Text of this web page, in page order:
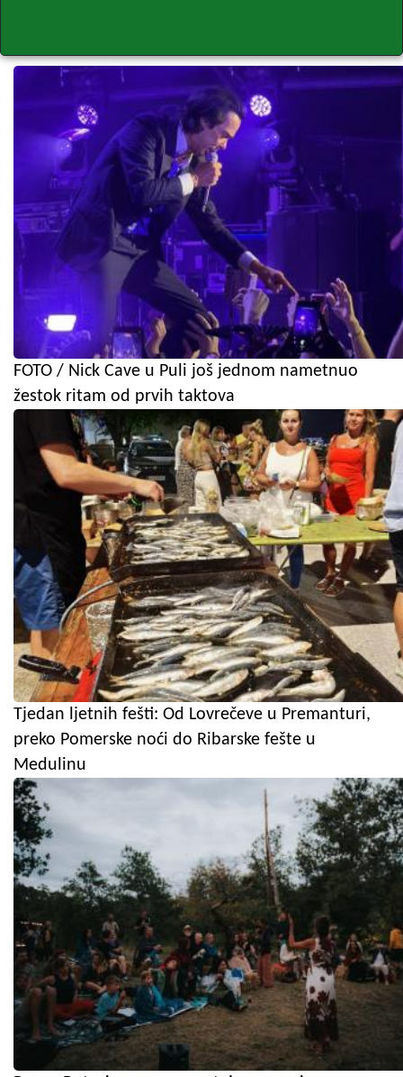
FOTO / Nick Cave u Puli još jednom nametnuo
žestok ritam od prvih taktova
Tjedan ljetnih fešti: Od Lovrečeve u Premanturi,
preko Pomerske noći do Ribarske fešte u
Medulinu